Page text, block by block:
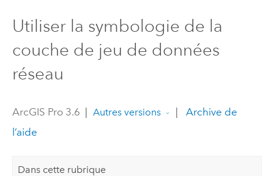
Utiliser la symbologie de la
couche de jeu de données
réseau
ArcGIS Pro 3.6 Autres versions
Archive de
l’aide
Dans cette rubrique